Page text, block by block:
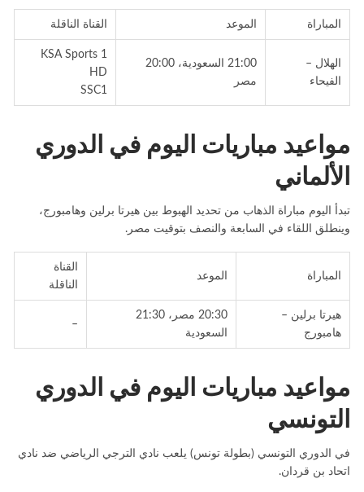
المباراة الموعد القناة الناقلة
الهلال –
الفيحاء
21:00 السعودية، 20:00
مصر
KSA Sports 1
HD
SSC1
مواعيد مباريات اليوم في الدوري
الألماني
تبدأ اليوم مباراة الذهاب من تحديد الهبوط بين هيرتا برلين وهامبورج،
وينطلق اللقاء في السابعة والنصف بتوقيت مصر.
المباراة الموعد
القناة
الناقلة
هيرتا برلين –
هامبورج
20:30 مصر، 21:30
السعودية
مواعيد مباريات اليوم في الدوري
التونسي
في الدوري التونسي (بطولة تونس) يلعب نادي الترجي الرياضي ضد نادي
اتحاد بن قردان.